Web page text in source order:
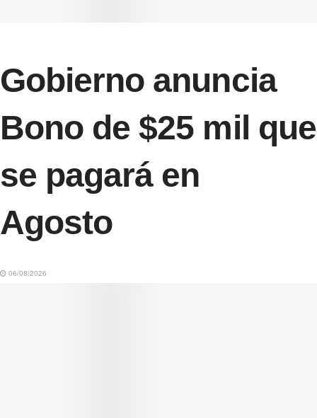
Gobierno anuncia
Bono de $25 mil que
se pagará en
Agosto
06/08/2026